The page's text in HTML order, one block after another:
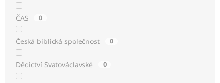
ČAS 0
Česká biblická společnost 0
Dědictví Svatováclavské 0